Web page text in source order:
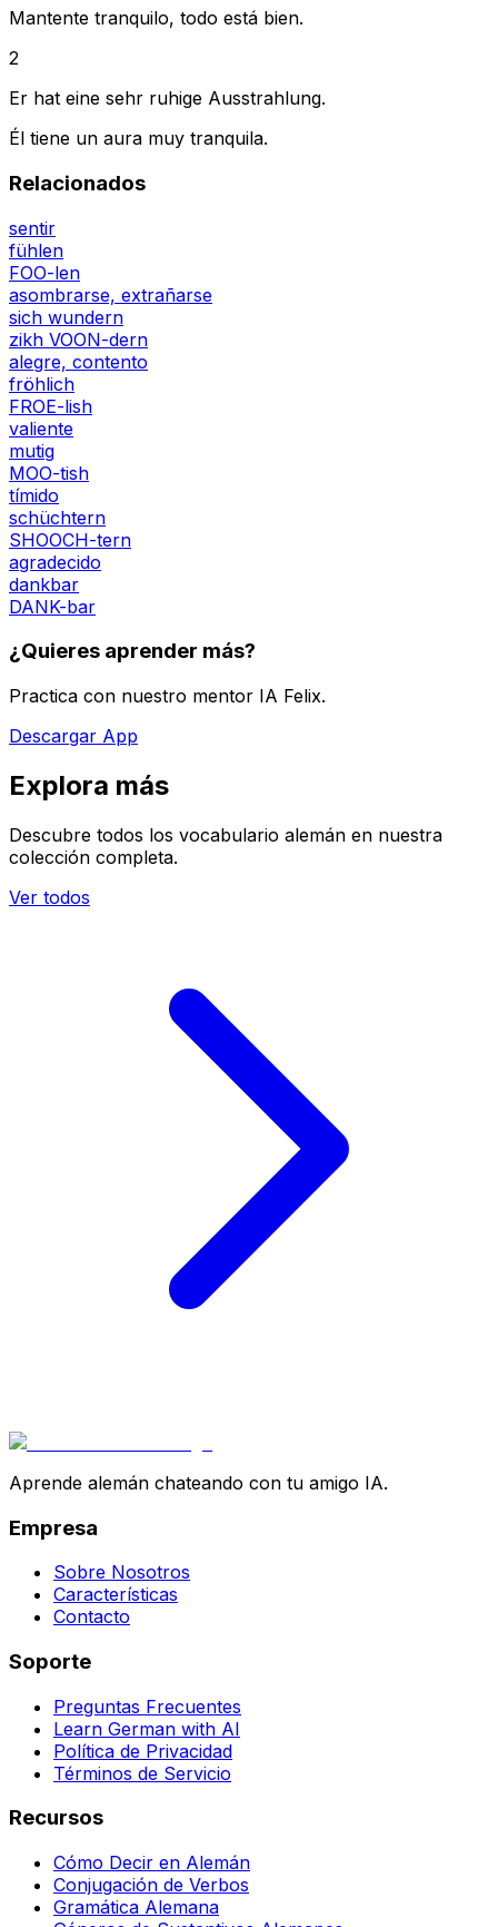
Mantente tranquilo, todo está bien.
2
Er hat eine sehr ruhige Ausstrahlung.
Él tiene un aura muy tranquila.
Relacionados
sentir
fühlen
FOO-len
asombrarse, extrañarse
sich wundern
zikh VOON-dern
alegre, contento
fröhlich
FROE-lish
valiente
mutig
MOO-tish
tímido
schüchtern
SHOOCH-tern
agradecido
dankbar
DANK-bar
¿Quieres aprender más?
Practica con nuestro mentor IA Felix.
Descargar App
Explora más
Descubre todos los vocabulario alemán en nuestra
colección completa.
Ver todos
Aprende alemán chateando con tu amigo IA.
Empresa
Sobre Nosotros
Características
Contacto
Soporte
Preguntas Frecuentes
Learn German with AI
Política de Privacidad
Términos de Servicio
Recursos
Cómo Decir en Alemán
Conjugación de Verbos
Gramática Alemana